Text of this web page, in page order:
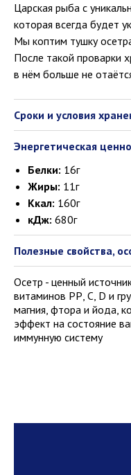
Царская рыба с
которая всегда будет
Мы коптим тушку
После такой проварки
в нём больше не
Сроки и условия
Энергетическая
Белки: 16г
Жиры: 11г
Ккал: 160г
кДж: 680г
Полезные свойства,
Осетр - ценный
витаминов РР, С, D и
магния, фтора и йода,
эффект на состояние
иммунную систему